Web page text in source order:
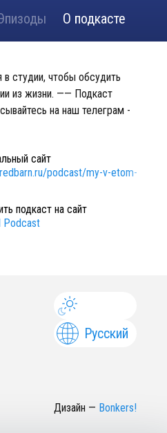
О подкасте
студии, чтобы обсудить
из жизни. —— Подкаст
на наш телеграм -
сайт
podcast/my-v-etom-zhivem/
подкаст на сайт
Podcast
Русский
Дизайн — Bonkers!